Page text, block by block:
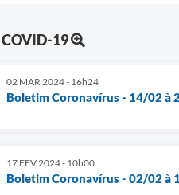
COVID-19
02 MAR 2024 - 16h24
Boletim Coronavírus - 14/02 à
17 FEV 2024 - 10h00
Boletim Coronavírus - 02/02 à